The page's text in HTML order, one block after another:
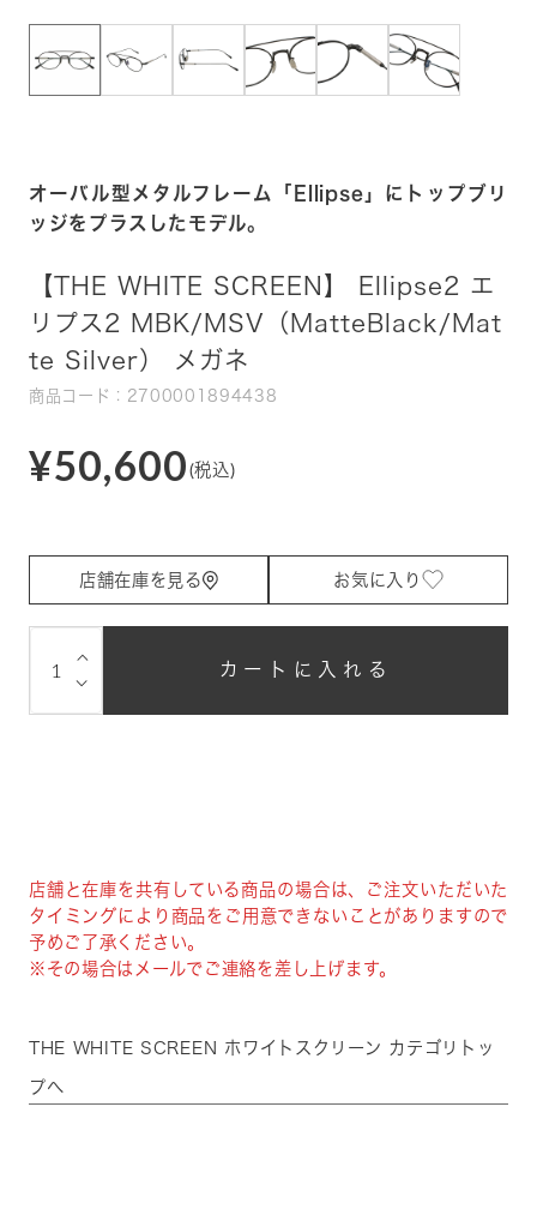
オーバル型メタルフレーム「Ellipse」にトップブリ
ッジをプラスしたモデル。
【THE WHITE SCREEN】 Ellipse2 エ
リプス2 MBK/MSV（MatteBlack/Mat
te Silver） メガネ
商品コード：2700001894438
¥50,600 (税込)
店舗在庫を見る お気に入り
⌵
⌵ カートに入れる
店舗と在庫を共有している商品の場合は、ご注文いただいた
タイミングにより商品をご用意できないことがありますので
予めご了承ください。
※その場合はメールでご連絡を差し上げます。
THE WHITE SCREEN ホワイトスクリーン カテゴリトッ
プへ